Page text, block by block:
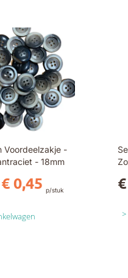
Voordeelzakje -
- 18mm
€ 0,45 p/stuk